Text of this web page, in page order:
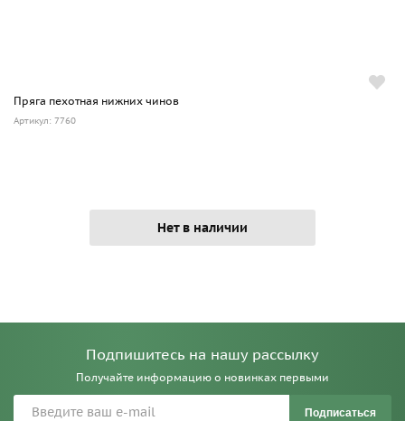
Пряга пехотная нижних чинов
Артикул: 7760
Нет в наличии
Подпишитесь на нашу рассылку
Получайте информацию о новинках первыми
Подписаться